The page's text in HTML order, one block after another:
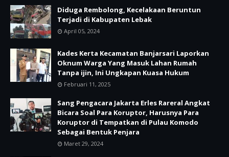
Diduga Rembolong, Kecelakaan Beruntun
Terjadi di Kabupaten Lebak
April 05, 2024
Kades Kerta Kecamatan Banjarsari Laporkan
Oknum Warga Yang Masuk Lahan Rumah
Tanpa ijin, Ini Ungkapan Kuasa Hukum
Februari 11, 2025
Sang Pengacara Jakarta Erles Rareral Angkat
Bicara Soal Para Koruptor, Harusnya Para
Koruptor di Tempatkan di Pulau Komodo
Sebagai Bentuk Penjara
Maret 29, 2024